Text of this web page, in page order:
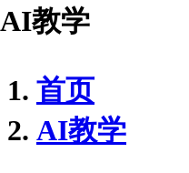
AI教学
首页
AI教学